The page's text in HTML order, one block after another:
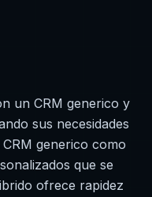
un CRM generico y
sus necesidades
generico como
que se
ofrece rapidez